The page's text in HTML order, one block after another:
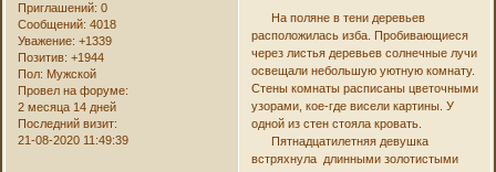
Приглашений: 0
Сообщений: 4018
Уважение: +1339
Позитив: +1944
Пол: Мужской
Провел на форуме:
2 месяца 14 дней
Последний визит:
21-08-2020 11:49:39
На поляне в тени деревьев
расположилась изба. Пробивающиеся
через листья деревьев солнечные лучи
освещали небольшую уютную комнату.
Стены комнаты расписаны цветочными
узорами, кое-где висели картины. У
одной из стен стояла кровать.
Пятнадцатилетняя девушка
встряхнула длинными золотистыми